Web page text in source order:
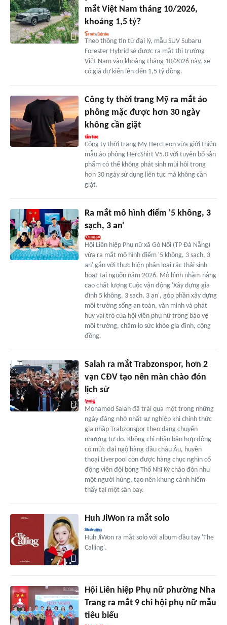
mắt Việt Nam tháng 10/2026,
khoảng 1,5 tỷ?
Theo thông tin từ đại lý, mẫu SUV Subaru
Forester Hybrid sẽ được ra mắt thị trường
Việt Nam vào khoảng tháng 10/2026 này, xe
có giá dự kiến lên đến 1,5 tỷ đồng.
Công ty thời trang Mỹ ra mắt áo
phông mặc được hơn 30 ngày
không cần giặt
Công ty thời trang Mỹ HercLeon vừa giới thiệu
mẫu áo phông HercShirt V5.0 với tuyên bố sản
phẩm có thể không phát sinh mùi hôi trong
hơn 30 ngày sử dụng liên tục mà không cần
giặt.
Ra mắt mô hình điểm '5 không, 3
sạch, 3 an'
Hội Liên hiệp Phụ nữ xã Gò Nổi (TP Đà Nẵng)
vừa ra mắt mô hình điểm '5 không, 3 sạch, 3
an' gắn với thực hiện phân loại rác thải sinh
hoạt tại nguồn năm 2026. Mô hình nhằm nâng
cao chất lượng Cuộc vận động 'Xây dựng gia
đình 5 không, 3 sạch, 3 an', góp phần xây dựng
môi trường sống an toàn, văn minh và phát
huy vai trò của hội viên phụ nữ trong bảo vệ
môi trường, chăm lo sức khỏe gia đình, cộng
đồng.
Salah ra mắt Trabzonspor, hơn 2
vạn CĐV tạo nên màn chào đón
lịch sử
Mohamed Salah đã trải qua một trong những
ngày đáng nhớ nhất sự nghiệp khi chính thức
gia nhập Trabzonspor theo dạng chuyển
nhượng tự do. Không chỉ nhận bản hợp đồng
có mức đãi ngộ hàng đầu châu Âu, huyền
thoại Liverpool còn được hàng chục nghìn cổ
động viên đội bóng Thổ Nhĩ Kỳ chào đón như
một người hùng, tạo nên khung cảnh hiếm
thấy tại một sân bay.
Huh JiWon ra mắt solo
Huh JiWon ra mắt solo với album đầu tay 'The
Calling'.
Hội Liên hiệp Phụ nữ phường Nha
Trang ra mắt 9 chi hội phụ nữ mẫu
tiêu biểu